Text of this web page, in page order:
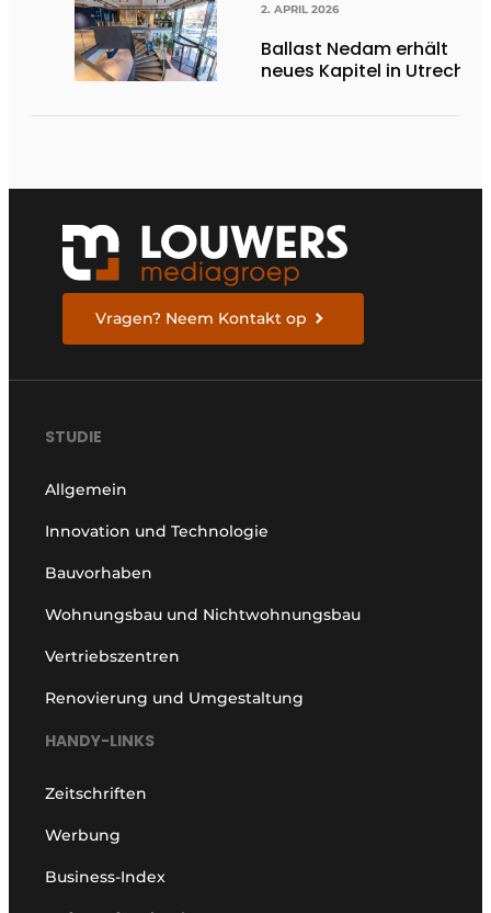
2. APRIL 2026
Ballast Nedam erhält
neues Kapitel in Utrecht
Vragen? Neem Kontakt op
STUDIE
Allgemein
Innovation und Technologie
Bauvorhaben
Wohnungsbau und Nichtwohnungsbau
Vertriebszentren
Renovierung und Umgestaltung
HANDY-LINKS
Zeitschriften
Werbung
Business-Index